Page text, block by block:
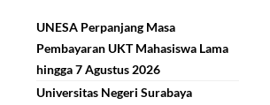
UNESA Perpanjang Masa
Pembayaran UKT Mahasiswa Lama
hingga 7 Agustus 2026
Universitas Negeri Surabaya